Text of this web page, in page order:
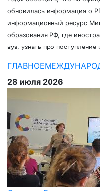
обновилась информация о
информационный ресурс
образования РФ, где
вуз, узнать про
ГЛАВНОЕ
28 июля 2026